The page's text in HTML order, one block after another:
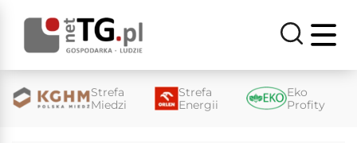
Strefa
Miedzi
Strefa
Energii
Eko
Profity